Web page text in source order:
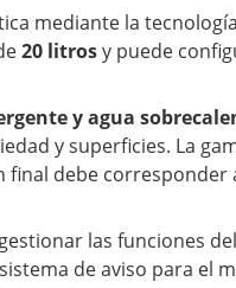
mediante la tecnología
20 litrosy puede
y agua
y superficies. La
debe corresponder
las funciones
de aviso para el